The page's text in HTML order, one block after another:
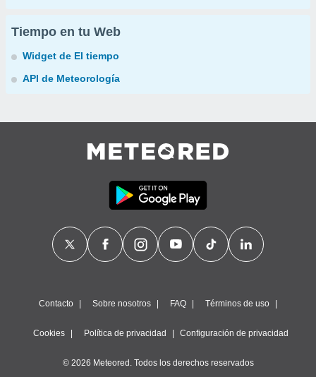
Tiempo en tu Web
Widget de El tiempo
API de Meteorología
Contacto Sobre nosotros FAQ Términos de uso
Cookies Política de privacidad Configuración de privacidad
© 2026 Meteored. Todos los derechos reservados